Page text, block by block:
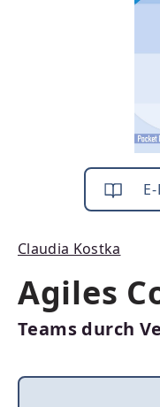
Claudia Kostka
Agiles
Teams durch